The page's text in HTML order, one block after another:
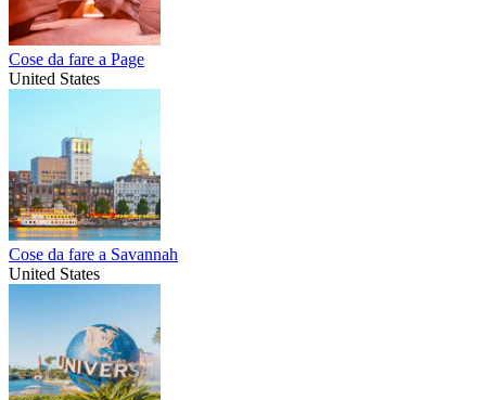
Cose da fare a Page
United States
Cose da fare a Savannah
United States